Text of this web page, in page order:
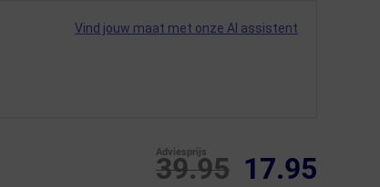
Vind jouw maat met onze AI assistent
39.95
Adviesprijs 17.95